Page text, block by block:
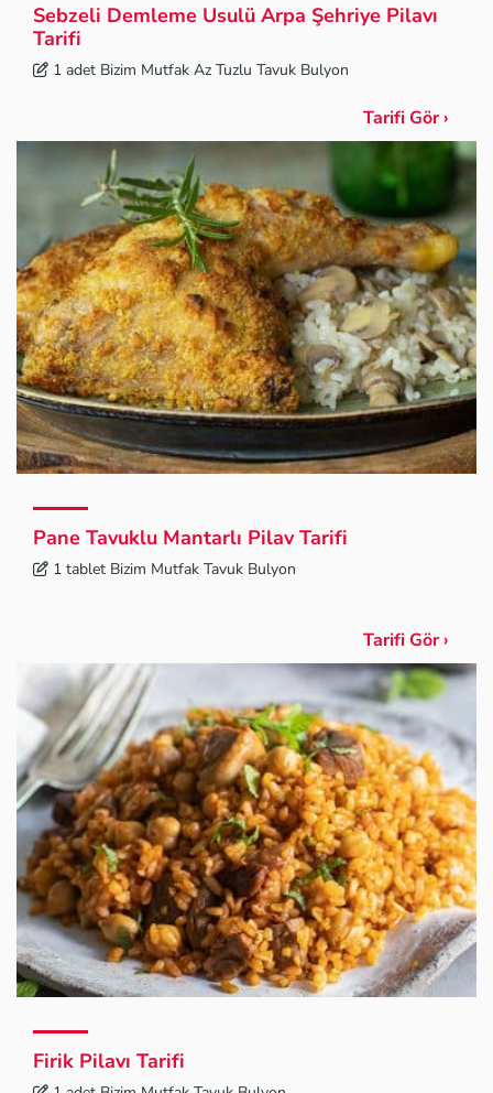
Sebzeli Demleme Usulü Arpa Şehriye Pilavı
Tarifi
1 adet Bizim Mutfak Az Tuzlu Tavuk Bulyon
Tarifi Gör ›
Pane Tavuklu Mantarlı Pilav Tarifi
1 tablet Bizim Mutfak Tavuk Bulyon
Tarifi Gör ›
Firik Pilavı Tarifi